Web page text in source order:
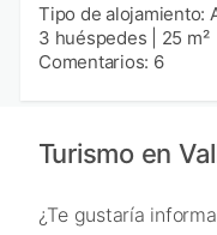
Tipo de alojamiento:
3 huéspedes
25 m²
Comentarios: 6
Turismo en
¿Te gustaría